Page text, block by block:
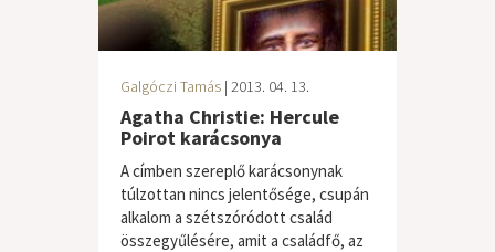
Galgóczi Tamás | 2013. 04. 13.
Agatha Christie: Hercule
Poirot karácsonya
A címben szereplő karácsonynak
túlzottan nincs jelentősége, csupán
alkalom a szétszóródott család
összegyűlésére, amit a családfő, az